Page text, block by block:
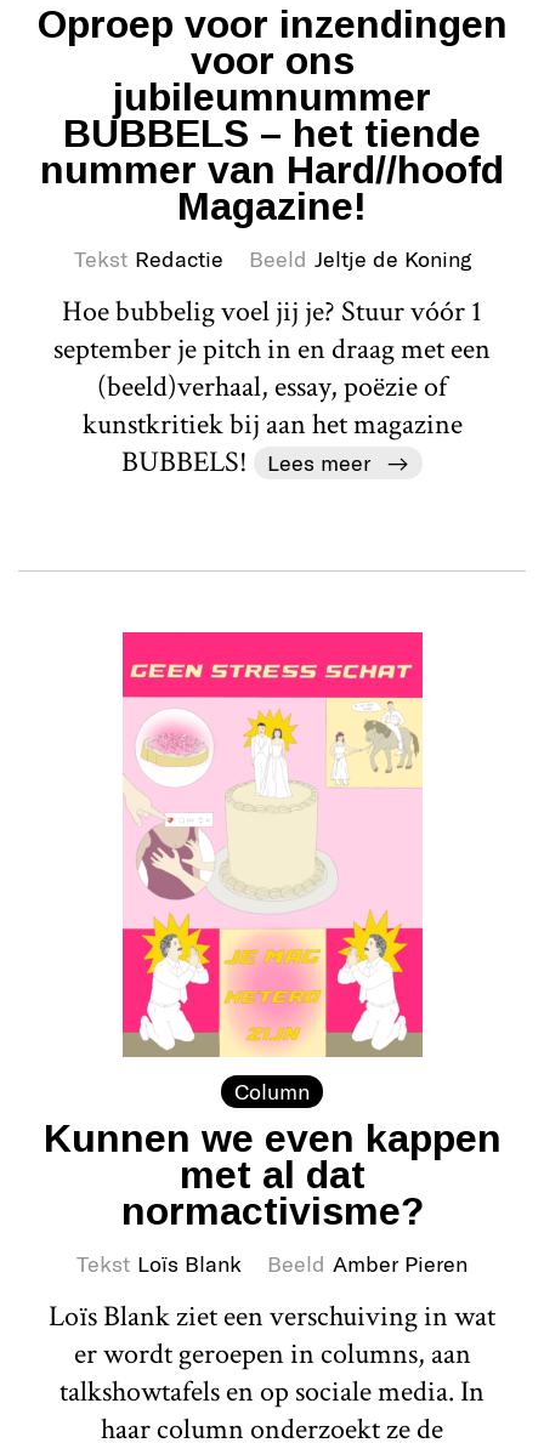
Oproep voor inzendingen
voor ons
jubileumnummer
BUBBELS – het tiende
nummer van Hard//hoofd
Magazine!
Tekst Redactie Beeld Jeltje de Koning
Hoe bubbelig voel jij je? Stuur vóór 1
september je pitch in en draag met een
(beeld)verhaal, essay, poëzie of
kunstkritiek bij aan het magazine
BUBBELS!
Lees meer
Column
Kunnen we even kappen
met al dat
normactivisme?
Tekst Loïs Blank Beeld Amber Pieren
Loïs Blank ziet een verschuiving in wat
er wordt geroepen in columns, aan
talkshowtafels en op sociale media. In
haar column onderzoekt ze de